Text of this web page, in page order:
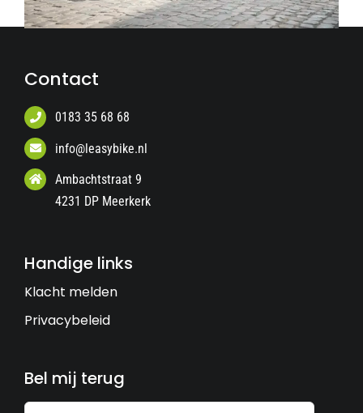
Contact
0183 35 68 68
info@leasybike.nl
Ambachtstraat 9
4231 DP Meerkerk
Handige links
Klacht melden
Privacybeleid
Bel mij terug